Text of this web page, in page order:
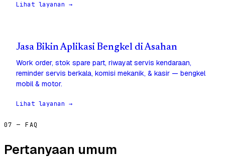
Lihat layanan →
Jasa Bikin Aplikasi Bengkel di Asahan
Work order, stok spare part, riwayat servis kendaraan,
reminder servis berkala, komisi mekanik, & kasir — bengkel
mobil & motor.
Lihat layanan →
07 — FAQ
Pertanyaan umum